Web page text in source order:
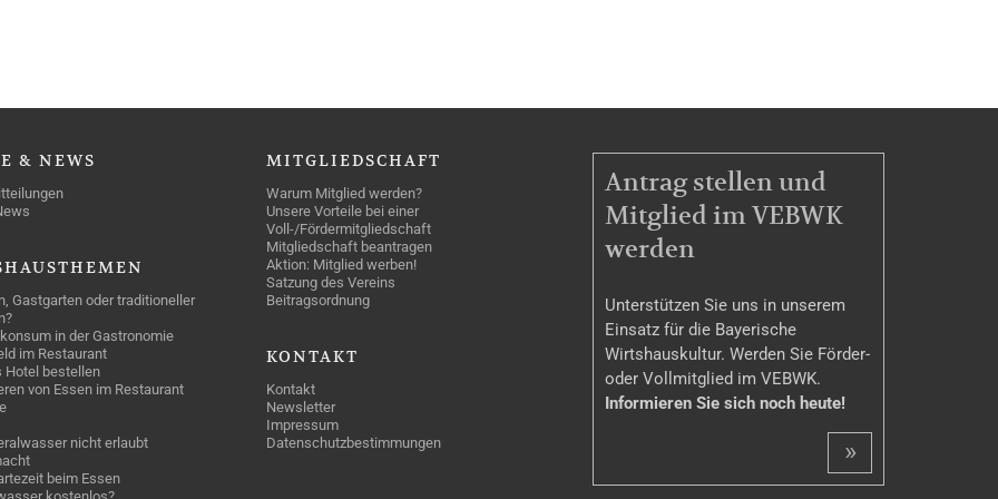
& NEWS
Gastgarten oder traditioneller
in der Gastronomie
im Restaurant
Hotel bestellen
von Essen im Restaurant
nicht erlaubt
beim Essen
MITGLIEDSCHAFT
Warum Mitglied werden?
Unsere Vorteile bei einer
Voll-/Fördermitgliedschaft
Mitgliedschaft beantragen
Aktion: Mitglied werben!
Satzung des Vereins
Beitragsordnung
KONTAKT
Kontakt
Newsletter
Impressum
Datenschutzbestimmungen
MITGLIEDSCHAFT
Antrag stellen und
Mitglied im VEBWK
werden
Unterstützen Sie uns in unserem
Einsatz für die Bayerische
Wirtshauskultur. Werden Sie Förder-
oder Vollmitglied im VEBWK.
Informieren Sie sich noch heute!
»